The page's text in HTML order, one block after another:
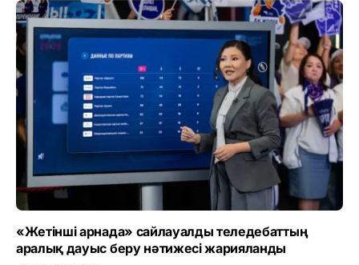
«Жетінші арнада» сайлауалды теледебаттың
аралық дауыс беру нәтижесі жарияланды